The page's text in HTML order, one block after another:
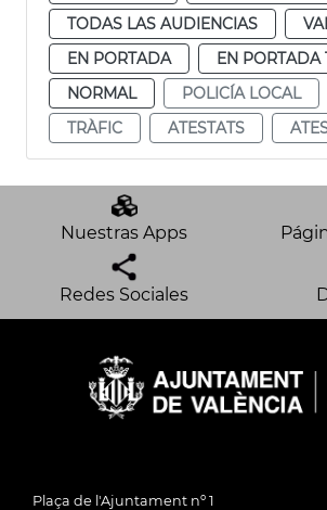
TODAS LAS AUDIENCIAS
EN PORTADA
EN PORTADA
NORMAL
POLICÍA LOCAL
TRÀFIC
ATESTATS
Nuestras Apps
Redes Sociales
Plaça de l'Ajuntament nº 1